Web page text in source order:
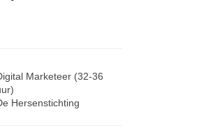
Marketeer (32-36
Hersenstichting